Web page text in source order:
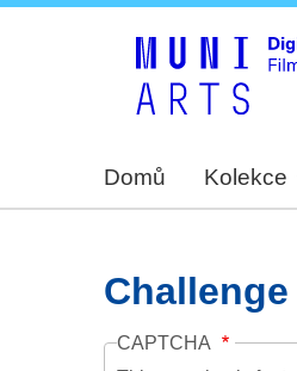
Domů Kolekce
Challenge
CAPTCHA